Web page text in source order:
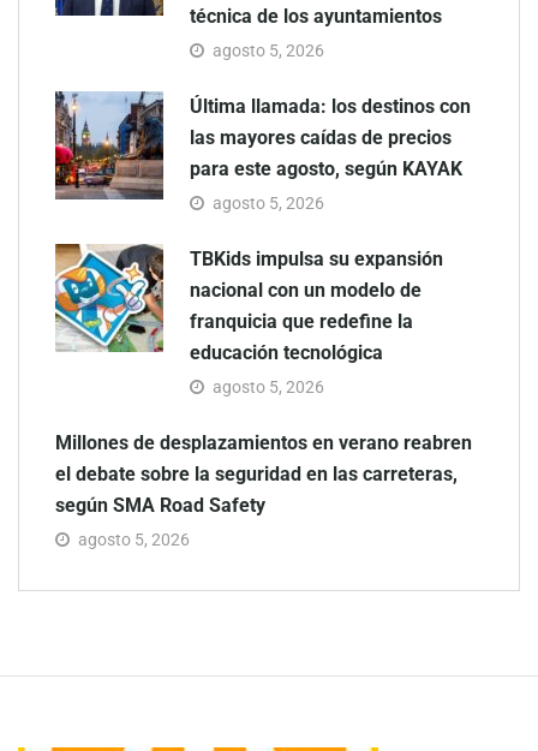
técnica de los ayuntamientos
agosto 5, 2026
Última llamada: los destinos con
las mayores caídas de precios
para este agosto, según KAYAK
agosto 5, 2026
TBKids impulsa su expansión
nacional con un modelo de
franquicia que redefine la
educación tecnológica
agosto 5, 2026
Millones de desplazamientos en verano reabren
el debate sobre la seguridad en las carreteras,
según SMA Road Safety
agosto 5, 2026